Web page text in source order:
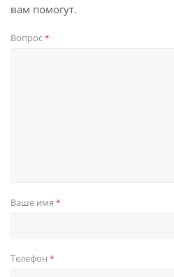
вам помогут.
Вопрос*
Ваше имя *
Телефон *